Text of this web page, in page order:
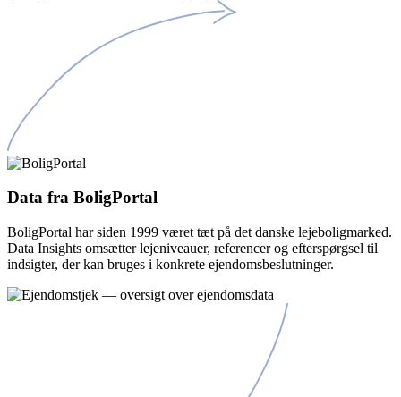
Data fra BoligPortal
BoligPortal har siden 1999 været tæt på det danske lejeboligmarked.
Data Insights omsætter lejeniveauer, referencer og efterspørgsel til
indsigter, der kan bruges i konkrete ejendomsbeslutninger.